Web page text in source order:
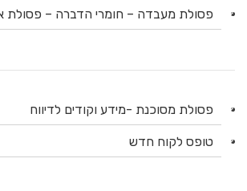
פסולת מעבדה – חומרי הדברה – פסולת
פסולת מסוכנת -מידע וקודים לדיווח
טופס לקוח חדש